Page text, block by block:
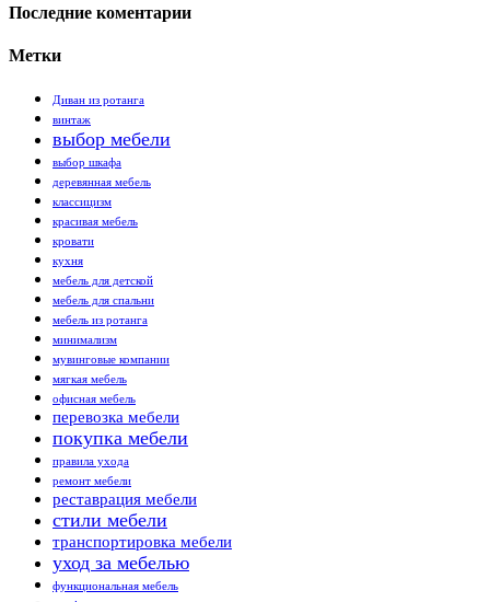
Последние коментарии
Метки
Диван из ротанга
винтаж
выбор мебели
выбор шкафа
деревянная мебель
классицизм
красивая мебель
кровати
кухня
мебель для детской
мебель для спальни
мебель из ротанга
минимализм
мувинговые компании
мягкая мебель
офисная мебель
перевозка мебели
покупка мебели
правила ухода
ремонт мебели
реставрация мебели
стили мебели
транспортировка мебели
уход за мебелью
функциональная мебель